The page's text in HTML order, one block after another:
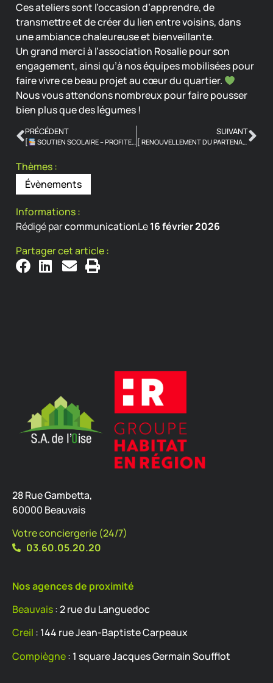
Ces ateliers sont l’occasion d’apprendre, de
transmettre et de créer du lien entre voisins, dans
une ambiance chaleureuse et bienveillante.
Un grand merci à l’association Rosalie pour son
engagement, ainsi qu’à nos équipes mobilisées pour
faire vivre ce beau projet au cœur du quartier.
Nous vous attendons nombreux pour faire pousser
bien plus que des légumes !
PRÉCÉDENT
[ SOUTIEN SCOLAIRE – PROFITEZ DES VACANCES POUR RÉVISER AUTREMENT
SUIVANT
[ RENOUVELLEMENT DU PARTENARIAT AVEC UNIS-CITÉ ]
Thèmes :
Évènements
Informations :
Rédigé parcommunicationLe16 février 2026
Partager cet article :
28 Rue Gambetta,
60000 Beauvais
Votre conciergerie (24/7)
03.60.05.20.20
Nos agences de proximité
Beauvais: 2 rue du Languedoc
Creil : 144 rue Jean-Baptiste Carpeaux
Compiègne: 1 square Jacques Germain Soufflot